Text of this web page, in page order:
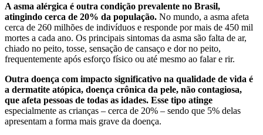
A asma alérgica é outra condição prevalente no Brasil,
atingindo cerca de 20% da população. No mundo, a asma afeta
cerca de 260 milhões de indivíduos e responde por mais de 450 mil
mortes a cada ano. Os principais sintomas da asma são falta de ar,
chiado no peito, tosse, sensação de cansaço e dor no peito,
frequentemente após esforço físico ou até mesmo ao falar e rir.
Outra doença com impacto significativo na qualidade de vida é
a dermatite atópica, doença crônica da pele, não contagiosa,
que afeta pessoas de todas as idades. Esse tipo atinge
especialmente as crianças – cerca de 20% – sendo que 5% delas
apresentam a forma mais grave da doença.